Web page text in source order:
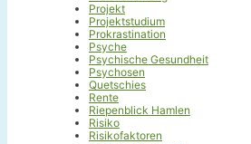
Projekt
Projektstudium
Prokrastination
Psyche
Psychische Gesundheit
Psychosen
Quetschies
Rente
Riepenblick Hamlen
Risiko
Risikofaktoren